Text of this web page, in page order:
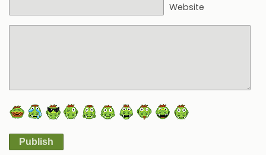
Website
Publish